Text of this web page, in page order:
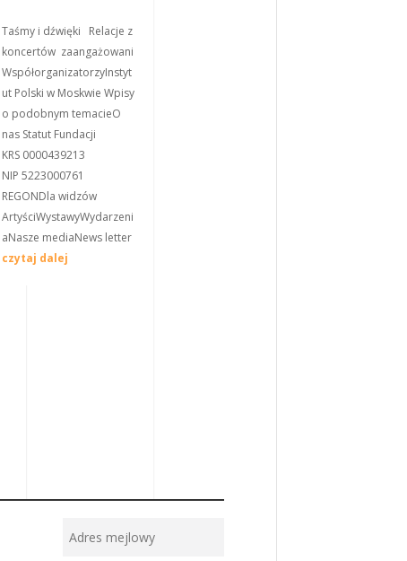
Taśmy i dźwięki Relacje z
koncertów zaangażowani
WspółorganizatorzyInstyt
ut Polski w Moskwie Wpisy
o podobnym temacieO
nas Statut Fundacji
KRS 0000439213
NIP 5223000761
REGONDla widzów
ArtyściWystawyWydarzeni
aNasze mediaNews letter
czytaj dalej